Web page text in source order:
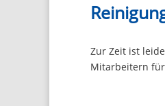
Zur Zeit ist
Mitarbeitern